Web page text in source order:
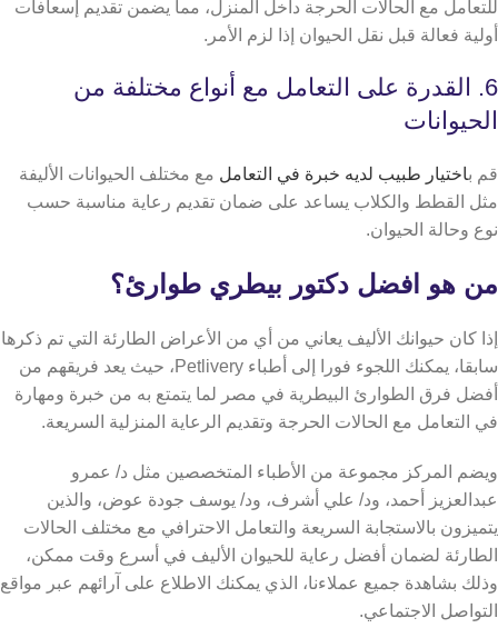
للتعامل مع الحالات الحرجة داخل المنزل، مما يضمن تقديم إسعافات
أولية فعالة قبل نقل الحيوان إذا لزم الأمر.
6. القدرة على التعامل مع أنواع مختلفة من
الحيوانات
قم باختيار طبيب لديه خبرة في التعامل مع مختلف الحيوانات الأليفة
مثل القطط والكلاب يساعد على ضمان تقديم رعاية مناسبة حسب
نوع وحالة الحيوان.
من هو افضل دكتور بيطري طوارئ؟
إذا كان حيوانك الأليف يعاني من أي من الأعراض الطارئة التي تم ذكرها
سابقا، يمكنك اللجوء فورا إلى أطباء Petlivery، حيث يعد فريقهم من
أفضل فرق الطوارئ البيطرية في مصر لما يتمتع به من خبرة ومهارة
في التعامل مع الحالات الحرجة وتقديم الرعاية المنزلية السريعة.
ويضم المركز مجموعة من الأطباء المتخصصين مثل د/ عمرو
عبدالعزيز أحمد، ود/ علي أشرف، ود/ يوسف جودة عوض، والذين
يتميزون بالاستجابة السريعة والتعامل الاحترافي مع مختلف الحالات
الطارئة لضمان أفضل رعاية للحيوان الأليف في أسرع وقت ممكن،
وذلك بشاهدة جميع عملاءنا، الذي يمكنك الاطلاع على آرائهم عبر مواقع
التواصل الاجتماعي.